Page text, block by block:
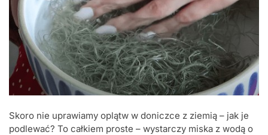
Skoro nie uprawiamy oplątw w doniczce z ziemią – jak je
podlewać? To całkiem proste – wystarczy miska z wodą o